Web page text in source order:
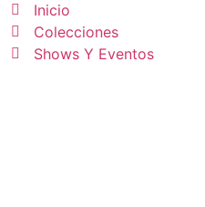
Inicio
Colecciones
Shows Y Eventos